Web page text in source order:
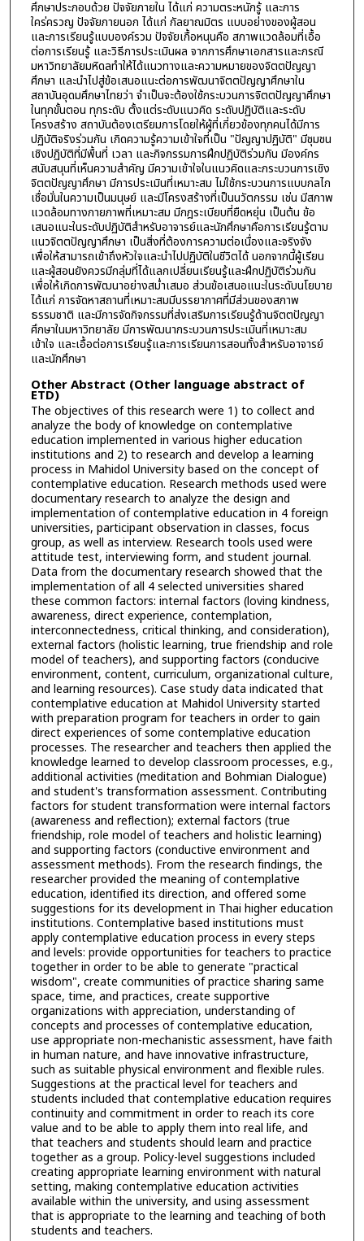
ศึกษาประกอบด้วย ปัจจัยภายใน ได้แก่ ความตระหนักรู้ และการ
ใคร่ครวญ ปัจจัยภายนอก ได้แก่ กัลยาณมิตร แบบอย่างของผู้สอน
และการเรียนรู้แบบองค์รวม ปัจจัยเกื้อหนุนคือ สภาพแวดล้อมที่เอื้อ
ต่อการเรียนรู้ และวิธีการประเมินผล จากการศึกษาเอกสารและกรณี
มหาวิทยาลัยมหิดลทำให้ได้แนวทางและความหมายของจิตตปัญญา
ศึกษา และนำไปสู่ข้อเสนอแนะต่อการพัฒนาจิตตปัญญาศึกษาใน
สถาบันอุดมศึกษาไทยว่า จำเป็นจะต้องใช้กระบวนการจิตตปัญญาศึกษา
ในทุกขั้นตอน ทุกระดับ ตั้งแต่ระดับแนวคิด ระดับปฏิบัติและระดับ
โครงสร้าง สถาบันต้องเตรียมการโดยให้ผู้ที่เกี่ยวข้องทุกคนได้มีการ
ปฏิบัติจริงร่วมกัน เกิดความรู้ความเข้าใจที่เป็น "ปัญญาปฏิบัติ" มีชุมชน
เชิงปฏิบัติที่มีพื้นที่ เวลา และกิจกรรมการฝึกปฏิบัติร่วมกัน มีองค์กร
สนับสนุนที่เห็นความสำคัญ มีความเข้าใจในแนวคิดและกระบวนการเชิง
จิตตปัญญาศึกษา มีการประเมินที่เหมาะสม ไม่ใช้กระบวนการแบบกลไก
เชื่อมั่นในความเป็นมนุษย์ และมีโครงสร้างที่เป็นนวัตกรรม เช่น มีสภาพ
แวดล้อมทางกายภาพที่เหมาะสม มีกฎระเบียบที่ยืดหยุ่น เป็นต้น ข้อ
เสนอแนะในระดับปฏิบัติสำหรับอาจารย์และนักศึกษาคือการเรียนรู้ตาม
แนวจิตตปัญญาศึกษา เป็นสิ่งที่ต้องการความต่อเนื่องและจริงจัง
เพื่อให้สามารถเข้าถึงหัวใจและนำไปปฏิบัติในชีวิตได้ นอกจากนี้ผู้เรียน
และผู้สอนยังควรมีกลุ่มที่ได้แลกเปลี่ยนเรียนรู้และฝึกปฏิบัติร่วมกัน
เพื่อให้เกิดการพัฒนาอย่างสม่ำเสมอ ส่วนข้อเสนอแนะในระดับนโยบาย
ได้แก่ การจัดหาสถานที่เหมาะสมมีบรรยากาศที่มีส่วนของสภาพ
ธรรมชาติ และมีการจัดกิจกรรมที่ส่งเสริมการเรียนรู้ด้านจิตตปัญญา
ศึกษาในมหาวิทยาลัย มีการพัฒนากระบวนการประเมินที่เหมาะสม
เข้าใจ และเอื้อต่อการเรียนรู้และการเรียนการสอนทั้งสำหรับอาจารย์
และนักศึกษา
Other Abstract (Other language abstract of
ETD)
The objectives of this research were 1) to collect and
analyze the body of knowledge on contemplative
education implemented in various higher education
institutions and 2) to research and develop a learning
process in Mahidol University based on the concept of
contemplative education. Research methods used were
documentary research to analyze the design and
implementation of contemplative education in 4 foreign
universities, participant observation in classes, focus
group, as well as interview. Research tools used were
attitude test, interviewing form, and student journal.
Data from the documentary research showed that the
implementation of all 4 selected universities shared
these common factors: internal factors (loving kindness,
awareness, direct experience, contemplation,
interconnectedness, critical thinking, and consideration),
external factors (holistic learning, true friendship and role
model of teachers), and supporting factors (conducive
environment, content, curriculum, organizational culture,
and learning resources). Case study data indicated that
contemplative education at Mahidol University started
with preparation program for teachers in order to gain
direct experiences of some contemplative education
processes. The researcher and teachers then applied the
knowledge learned to develop classroom processes, e.g.,
additional activities (meditation and Bohmian Dialogue)
and student's transformation assessment. Contributing
factors for student transformation were internal factors
(awareness and reflection); external factors (true
friendship, role model of teachers and holistic learning)
and supporting factors (conductive environment and
assessment methods). From the research findings, the
researcher provided the meaning of contemplative
education, identified its direction, and offered some
suggestions for its development in Thai higher education
institutions. Contemplative based institutions must
apply contemplative education process in every steps
and levels: provide opportunities for teachers to practice
together in order to be able to generate "practical
wisdom", create communities of practice sharing same
space, time, and practices, create supportive
organizations with appreciation, understanding of
concepts and processes of contemplative education,
use appropriate non-mechanistic assessment, have faith
in human nature, and have innovative infrastructure,
such as suitable physical environment and flexible rules.
Suggestions at the practical level for teachers and
students included that contemplative education requires
continuity and commitment in order to reach its core
value and to be able to apply them into real life, and
that teachers and students should learn and practice
together as a group. Policy-level suggestions included
creating appropriate learning environment with natural
setting, making contemplative education activities
available within the university, and using assessment
that is appropriate to the learning and teaching of both
students and teachers.